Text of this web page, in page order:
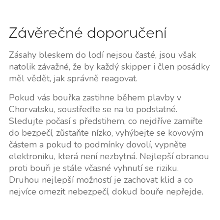
Závěrečné doporučení
Zásahy bleskem do lodí nejsou časté, jsou však
natolik závažné, že by každý skipper i člen posádky
měl vědět, jak správně reagovat.
Pokud vás bouřka zastihne během plavby v
Chorvatsku, soustřeďte se na to podstatné.
Sledujte počasí s předstihem, co nejdříve zamiřte
do bezpečí, zůstaňte nízko, vyhýbejte se kovovým
částem a pokud to podmínky dovolí, vypněte
elektroniku, která není nezbytná. Nejlepší obranou
proti bouři je stále včasné vyhnutí se riziku.
Druhou nejlepší možností je zachovat klid a co
nejvíce omezit nebezpečí, dokud bouře nepřejde.